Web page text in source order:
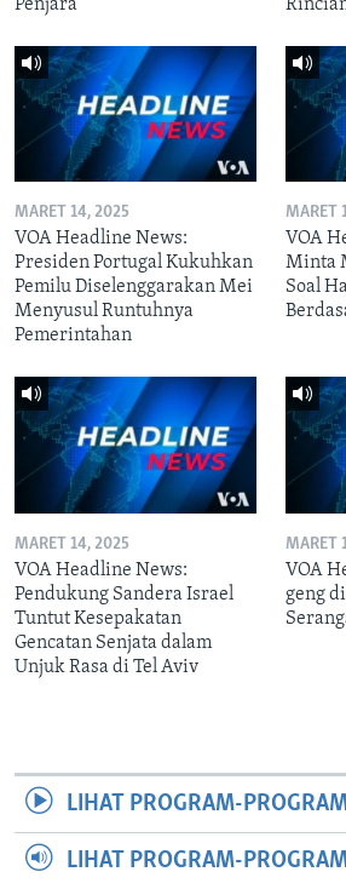
Penjara
MARET 14, 2025
VOA Headline News:
Presiden Portugal Kukuhkan
Pemilu Diselenggarakan Mei
Menyusul Runtuhnya
Pemerintahan
MARET
VOA
Minta
Soal
MARET 14, 2025
VOA Headline News:
Pendukung Sandera Israel
Tuntut Kesepakatan
Gencatan Senjata dalam
Unjuk Rasa di Tel Aviv
MARET
VOA
geng
LIHAT PROGRAM-
LIHAT PROGRAM-